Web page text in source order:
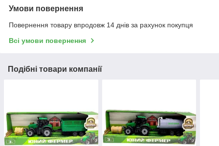
Умови повернення
Повернення товару впродовж 14 днів за рахунок покупця
Всі умови повернення
Подібні товари компанії